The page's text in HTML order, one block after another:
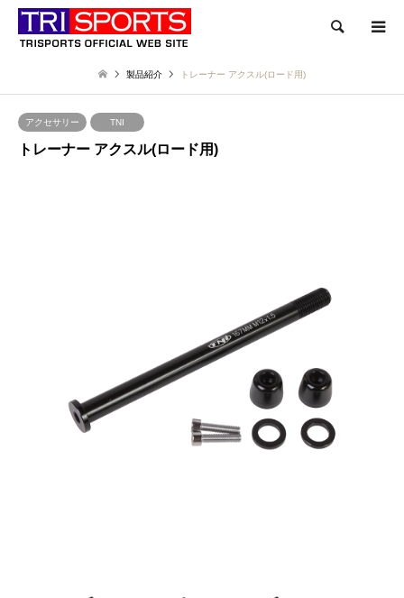
検索
製品紹介 トレーナー アクスル(ロード用)
アクセサリー TNI
トレーナー アクスル(ロード用)